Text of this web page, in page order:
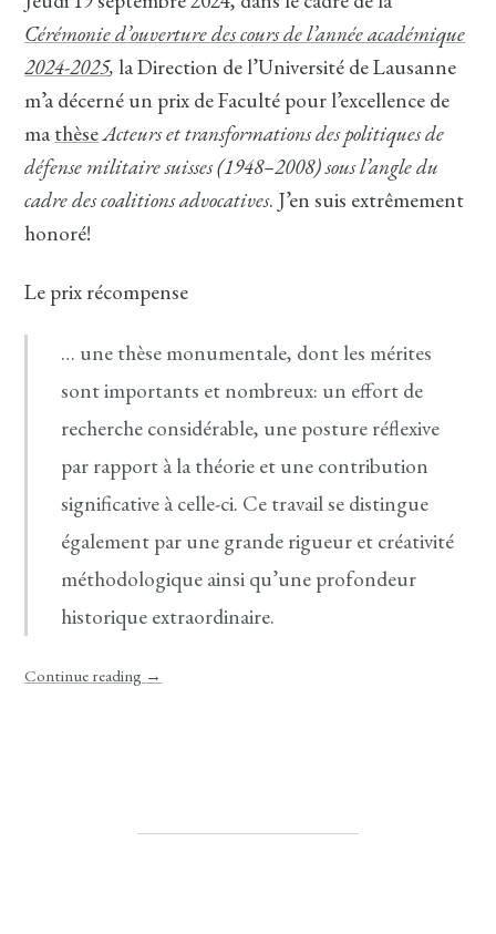
Cérémonie d’ouverture des cours de l’année académique
2024-2025, la Direction de l’Université de Lausanne
m’a décerné un prix de Faculté pour l’excellence de
ma thèseActeurs et transformations des politiques de
défense militaire suisses (1948–2008) sous l’angle du
cadre des coalitions advocatives. J’en suis extrêmement
honoré!
Le prix récompense
… une thèse monumentale, dont les mérites
sont importants et nombreux: un effort de
recherche considérable, une posture réflexive
par rapport à la théorie et une contribution
significative à celle-ci. Ce travail se distingue
également par une grande rigueur et créativité
méthodologique ainsi qu’une profondeur
historique extraordinaire.
Continue reading →